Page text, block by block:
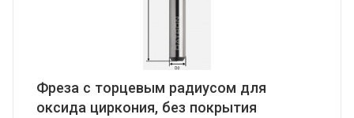
Фреза с торцевым радиусом для
оксида циркония, без покрытия